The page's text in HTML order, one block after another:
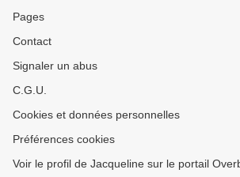
Pages
Contact
Signaler un abus
C.G.U.
Cookies et données personnelles
Préférences cookies
Voir le profil de Jacqueline sur le portail